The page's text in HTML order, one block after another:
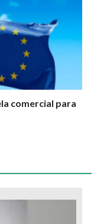
comercial para